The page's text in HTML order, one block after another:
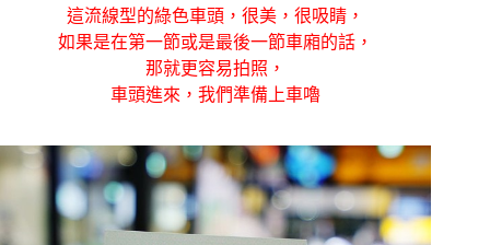
這流線型的綠色車頭，很美，很吸睛，
如果是在第一節或是最後一節車廂的話，
那就更容易拍照，
車頭進來，我們準備上車嚕